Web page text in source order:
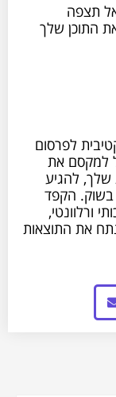
תצפה
התוכן שלך
לפרסום
למקסם את
שלך, להגיע
בשוק. הקפד
ורלוונטי,
את התוצאות